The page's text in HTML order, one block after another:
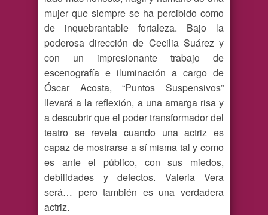
mujer que siempre se ha percibido como
de inquebrantable fortaleza. Bajo la
poderosa dirección de Cecilia Suárez y
con un impresionante trabajo de
escenografía e iluminación a cargo de
Óscar Acosta, “Puntos Suspensivos”
llevará a la reflexión, a una amarga risa y
a descubrir que el poder transformador del
teatro se revela cuando una actriz es
capaz de mostrarse a sí misma tal y como
es ante el público, con sus miedos,
debilidades y defectos. Valeria Vera
será… pero también es una verdadera
actriz.